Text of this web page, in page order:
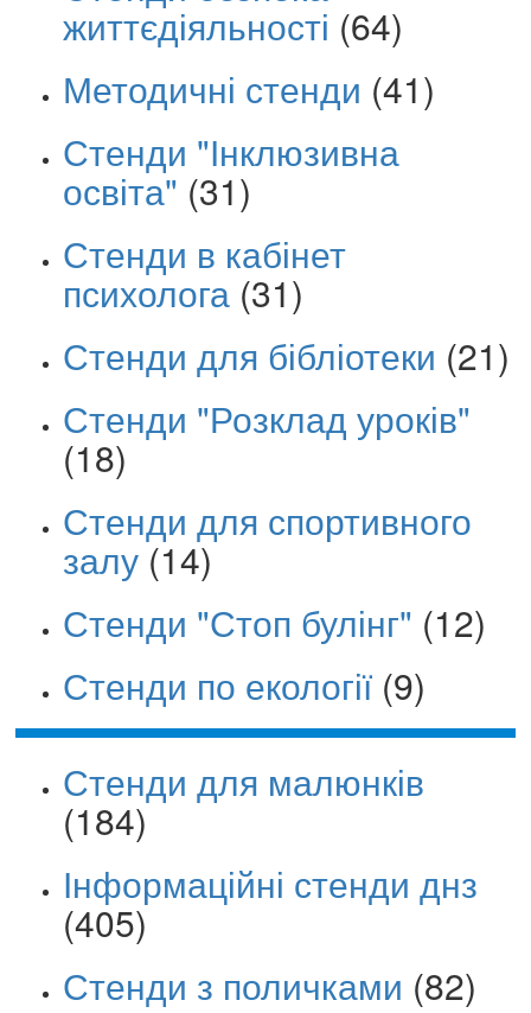
життєдіяльності (64)
Методичні стенди (41)
Стенди "Інклюзивна
освіта" (31)
Стенди в кабінет
психолога (31)
Стенди для бібліотеки (21)
Стенди "Розклад уроків"
(18)
Стенди для спортивного
залу(14)
Стенди "Стоп булінг" (12)
Стенди по екології (9)
Стенди для малюнків
(184)
Інформаційні стенди днз
(405)
Стенди з поличками (82)